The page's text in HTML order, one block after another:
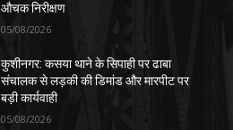
औचक निरीक्षण
05/08/2026
कुशीनगर: कसया थाने के सिपाही पर ढाबा
संचालक से लड़की की डिमांड और मारपीट पर
बड़ी कार्यवाही
05/08/2026